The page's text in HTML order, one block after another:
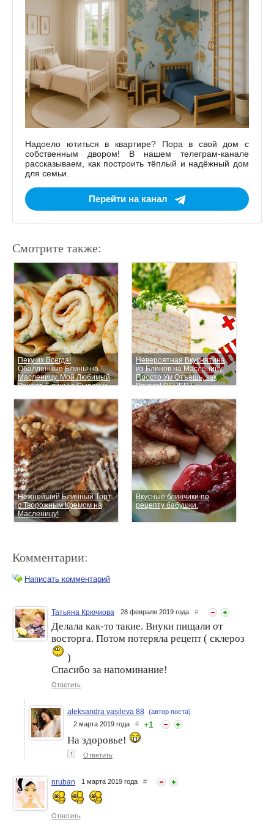
Надоело ютиться в квартире? Пора в свой дом с
собственным двором! В нашем телеграм-канале
рассказываем, как построить тёплый и надёжный дом
для семьи.
Перейти на канал
Смотрите также:
Пеку их Всегда!
Обалденные Блины на
Масленицу. Мой Любимый
Рецепт. Блины с Сыром и
Невероятная Вкуснятина
из Блинов на Масленицу.
Просто Ум Отъешь, как
Вкусно! РЕЦЕПТ +
Нежнейший Блинный Торт
с Творожным Кремом на
Масленицу!
Вкусные блинчики по
рецепту бабушки.
Ешь и Худей! Полный
Восторг! Несладкие
Сырники с Зеленью и
Сыром. Простой Рецепт
Кулёчки из слоеного теста
с грибами, картошкой,
приготовить.
Ароматные нежные блины
из гречневой муки.
торт из готовых вафельных
коржей без яиц и масла -
Комментарии:
Написать комментарий
Татьяна Крючкова 28 февраля 2019 года #
Делала как-то такие. Внуки пищали от
восторга. Потом потеряла рецепт ( склероз
)
Спасибо за напоминание!
Ответить
aleksandra vasileva 88 (автор поста)
2 марта 2019 года # +1
На здоровье!
↑ Ответить
nruban 1 марта 2019 года #
Ответить